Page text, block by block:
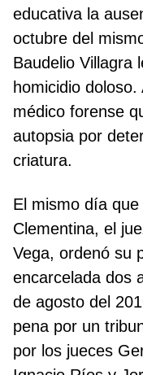
educativa la
octubre del
Baudelio Villagra
homicidio
médico forense
autopsia por
criatura.
El mismo día
Clementina, el
Vega, ordenó su
encarcelada dos
de agosto del
pena por un
por los jueces